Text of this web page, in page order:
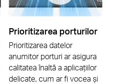
Prioritizarea porturilor
Prioritizarea datelor
anumitor porturi ar asigura
calitatea înaltă a aplicațiilor
delicate, cum ar fi vocea și